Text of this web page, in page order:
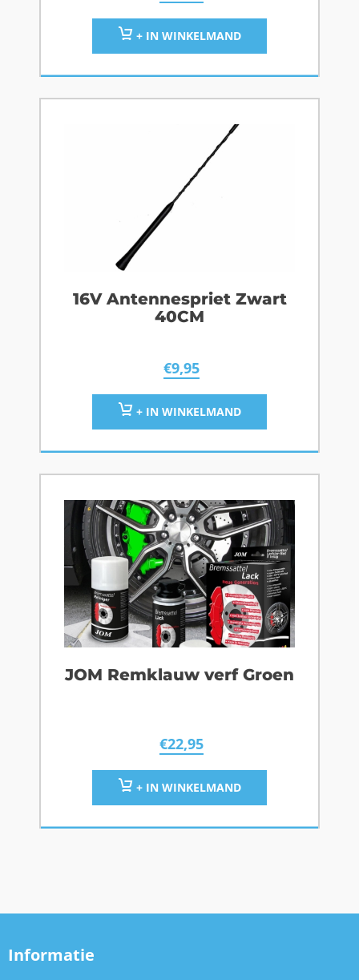
+ IN WINKELMAND
16V Antennespriet Zwart
40CM
€9,95
+ IN WINKELMAND
JOM Remklauw verf Groen
€22,95
+ IN WINKELMAND
Informatie